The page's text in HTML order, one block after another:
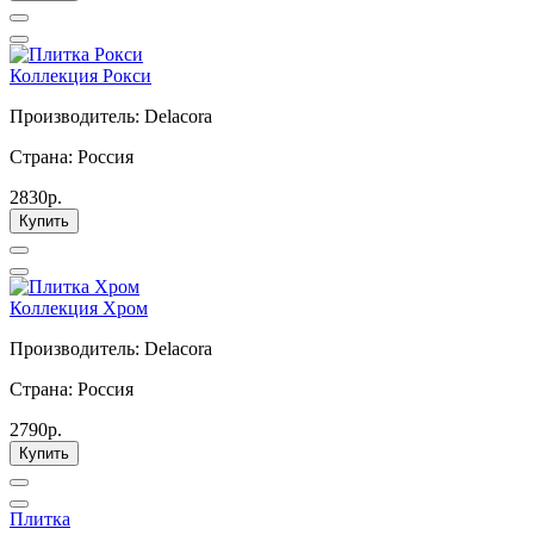
Коллекция Рокси
Производитель: Delacora
Страна: Россия
2830р.
Купить
Коллекция Хром
Производитель: Delacora
Страна: Россия
2790р.
Купить
Плитка